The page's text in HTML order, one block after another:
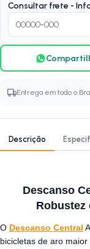
Consultar frete -
Entrega em todo o
Descrição
Descanso
Robustez
O Descanso Central
bicicletas de aro